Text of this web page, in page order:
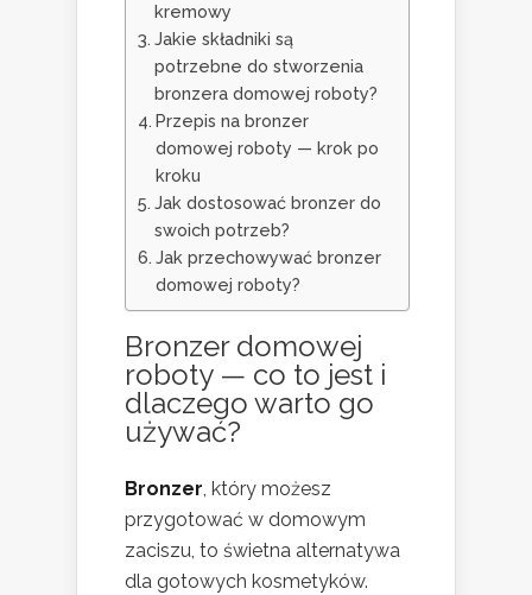
kremowy
Jakie składniki są
potrzebne do stworzenia
bronzera domowej roboty?
Przepis na bronzer
domowej roboty — krok po
kroku
Jak dostosować bronzer do
swoich potrzeb?
Jak przechowywać bronzer
domowej roboty?
Bronzer domowej
roboty — co to jest i
dlaczego warto go
używać?
Bronzer, który możesz
przygotować w domowym
zaciszu, to świetna alternatywa
dla gotowych kosmetyków.